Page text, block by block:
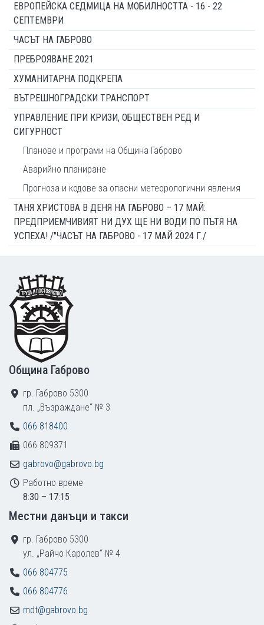
ЕВРОПЕЙСКА СЕДМИЦА НА МОБИЛНОСТТА - 16 - 22
СЕПТЕМВРИ
ЧАСЪТ НА ГАБРОВО
ПРЕБРОЯВАНЕ 2021
ХУМАНИТАРНА ПОДКРЕПА
ВЪТРЕШНОГРАДСКИ ТРАНСПОРТ
УПРАВЛЕНИЕ ПРИ КРИЗИ, ОБЩЕСТВЕН РЕД И
СИГУРНОСТ
Планове и програми на Община Габрово
Аварийно планиране
Прогноза и кодове за опасни метеорологични явления
ТАНЯ ХРИСТОВА В ДЕНЯ НА ГАБРОВО – 17 МАЙ:
ПРЕДПРИЕМЧИВИЯТ НИ ДУХ ЩЕ НИ ВОДИ ПО ПЪТЯ НА
УСПЕХА! /"ЧАСЪТ НА ГАБРОВО - 17 МАЙ 2024 Г./
Footer
Община Габрово
гр. Габрово 5300
пл. „Възраждане“ № 3
066 818400
066 809371
gabrovo@gabrovo.bg
Работно време
8:30 – 17:15
Местни данъци и такси
гр. Габрово 5300
ул. „Райчо Каролев“ № 4
066 804775
066 804776
mdt@gabrovo.bg